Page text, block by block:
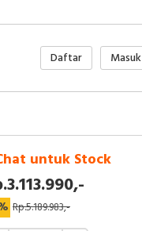
Daftar Masuk
untuk Stock
Rp.5.189.983,-